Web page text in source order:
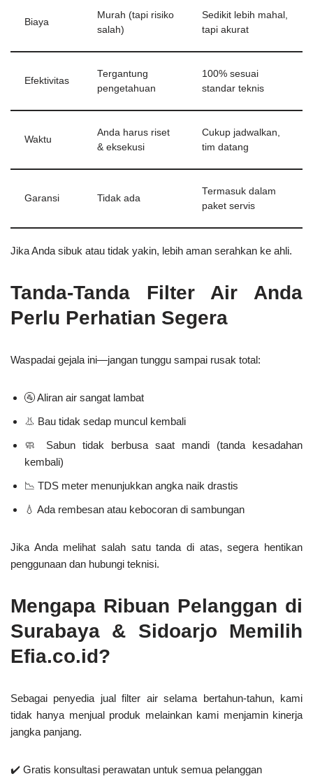
Biaya
Murah (tapi risiko
salah)
Sedikit lebih mahal,
tapi akurat
Efektivitas
Tergantung
pengetahuan
100% sesuai
standar teknis
Waktu
Anda harus riset
& eksekusi
Cukup jadwalkan,
tim datang
Garansi Tidak ada
Termasuk dalam
paket servis
Jika Anda sibuk atau tidak yakin, lebih aman serahkan ke ahli.
Tanda-Tanda Filter Air Anda
Perlu Perhatian Segera
Waspadai gejala ini—jangan tunggu sampai rusak total:
🚰 Aliran air sangat lambat
👃 Bau tidak sedap muncul kembali
🧼 Sabun tidak berbusa saat mandi (tanda kesadahan
kembali)
📉 TDS meter menunjukkan angka naik drastis
💧 Ada rembesan atau kebocoran di sambungan
Jika Anda melihat salah satu tanda di atas,segera hentikan
penggunaan dan hubungi teknisi.
Mengapa Ribuan Pelanggan di
Surabaya & Sidoarjo Memilih
Efia.co.id?
Sebagai penyedia jual filter airselama bertahun-tahun, kami
tidak hanya menjual produk melainkan kami menjamin kinerja
jangka panjang.
✔️ Gratis konsultasi perawatan untuk semua pelanggan